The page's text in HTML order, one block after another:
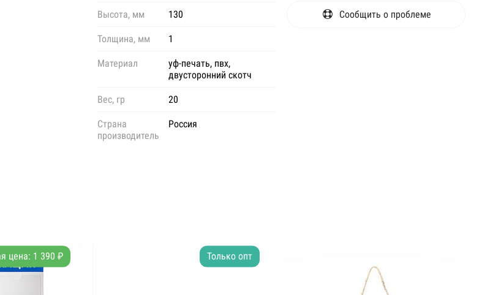
Высота, мм 130
Толщина, мм 1
Материал
уф-печать, пвх,
двусторонний скотч
Вес, гр 20
Страна
производитель
Россия
Сообщить о проблеме
цена: 1 390 ₽ Только опт